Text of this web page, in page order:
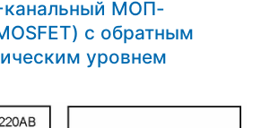
канальный МОП-
с обратным
уровнем